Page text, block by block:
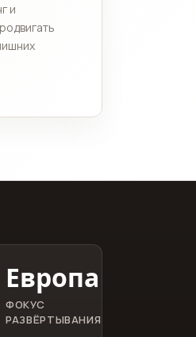
и
Европа
ФОКУС
РАЗВЁРТЫВАНИЯ